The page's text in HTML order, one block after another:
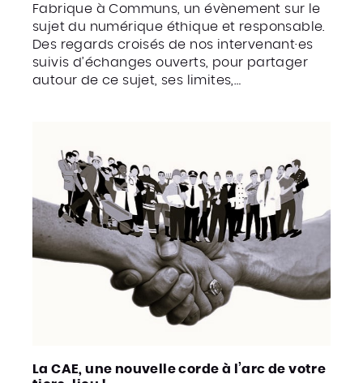
Fabrique à Communs, un évènement sur le
sujet du numérique éthique et responsable.
Des regards croisés de nos intervenant·es
suivis d’échanges ouverts, pour partager
autour de ce sujet, ses limites,…
La CAE, une nouvelle corde à l’arc de votre